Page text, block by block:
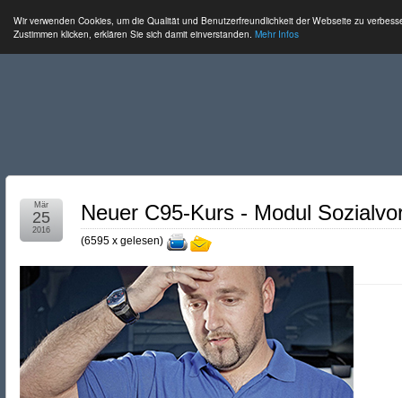
Wir verwenden Cookies, um die Qualität und Benutzerfreundlichkeit der Webseite zu
Zustimmen klicken, erklären Sie sich damit einverstanden. Mehr Infos
Neuer C95-Kurs - Modul
(6595 x gelesen)
Mär
25
2016